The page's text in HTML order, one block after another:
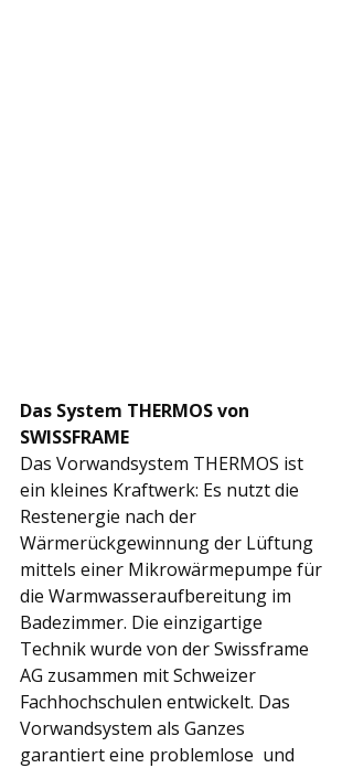
Das System THERMOS von
SWISSFRAME
Das Vorwandsystem THERMOS ist
ein kleines Kraftwerk: Es nutzt die
Restenergie nach der
Wärmerückgewinnung der Lüftung
mittels einer Mikrowärmepumpe für
die Warmwasseraufbereitung im
Badezimmer. Die einzigartige
Technik wurde von der Swissframe
AG zusammen mit Schweizer
Fachhochschulen entwickelt. Das
Vorwandsystem als Ganzes
garantiert eine problemlose  und